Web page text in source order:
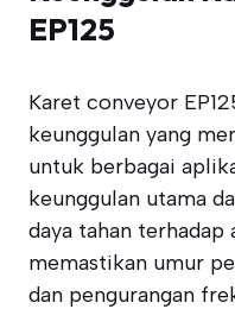
EP125
Karet conveyor
keunggulan yang
untuk berbagai
keunggulan utama
daya tahan terhadap
memastikan umur
dan pengurangan